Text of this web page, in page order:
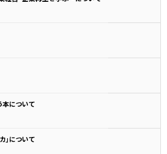
本について
」について